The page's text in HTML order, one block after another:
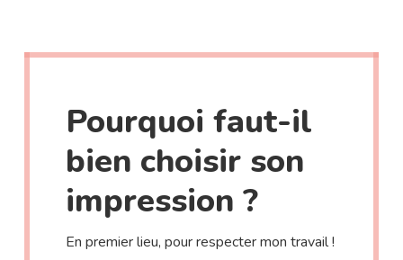
Pourquoi faut-il
bien choisir son
impression ?
En premier lieu, pour respecter mon travail !